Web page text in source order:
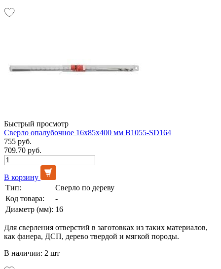
Быстрый просмотр
Сверло опалубочное 16х85х400 мм B1055-SD164
755 руб.
709.70 руб.
В корзину
Тип:
Сверло по дереву
Код товара:
-
Диаметр (мм): 16
Для сверления отверстий в заготовках из таких материалов,
как фанера, ДСП, дерево твердой и мягкой породы.
В наличии: 2 шт